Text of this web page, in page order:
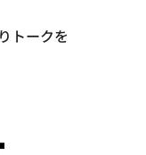
トークを